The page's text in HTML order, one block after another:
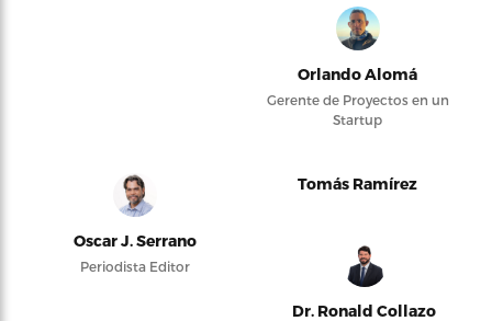
Orlando Alomá
Gerente de Proyectos en un
Startup
Oscar J. Serrano
Periodista Editor
Tomás Ramírez
Dr. Ronald Collazo